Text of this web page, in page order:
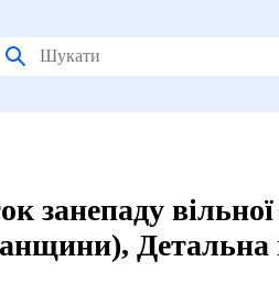
занепаду
Детальна